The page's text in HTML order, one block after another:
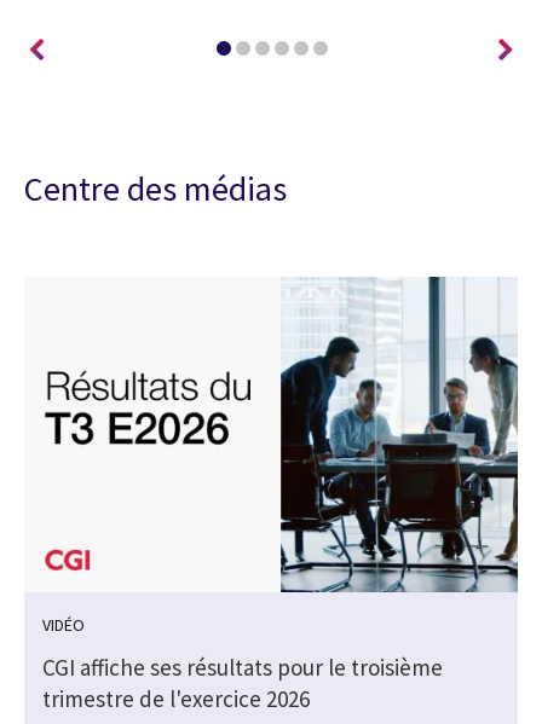
Centre des médias
VIDÉO
CGI affiche ses résultats pour le troisième
trimestre de l'exercice 2026